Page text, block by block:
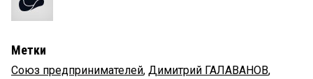
Метки
Союз предпринимателей, Димитрий ГАЛАВАНОВ,